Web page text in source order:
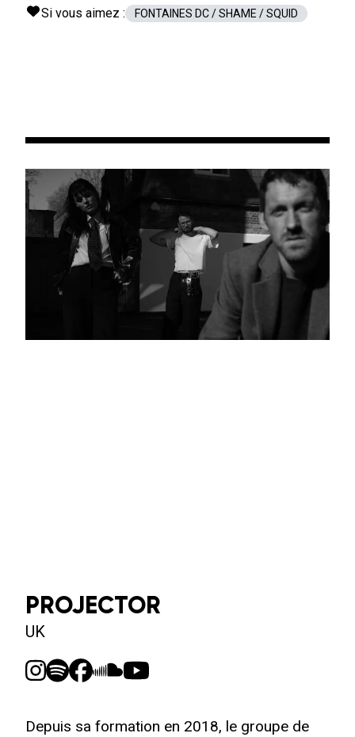
Si vous aimez :
FONTAINES DC / SHAME / SQUID
PROJECTOR
UK
Depuis sa formation en 2018, le groupe de